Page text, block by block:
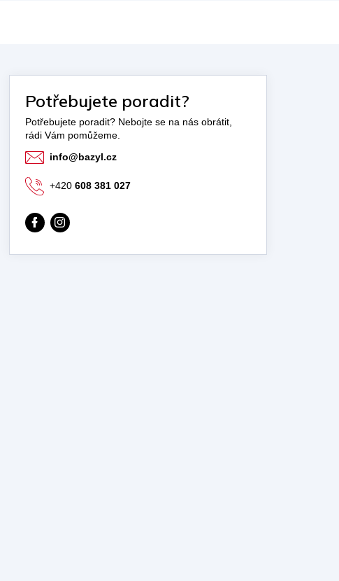
Potřebujete poradit?
info@bazyl.cz
+420608 381 027